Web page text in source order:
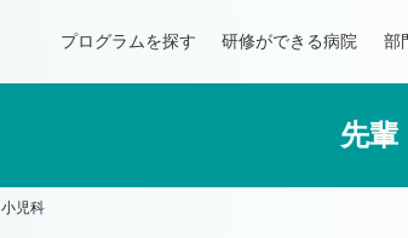
プログラムを探す 研修ができる病院 部
先輩
小児科